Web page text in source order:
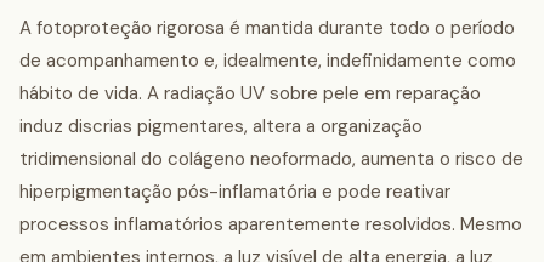
A fotoproteção rigorosa é mantida durante todo o período
de acompanhamento e, idealmente, indefinidamente como
hábito de vida. A radiação UV sobre pele em reparação
induz discrias pigmentares, altera a organização
tridimensional do colágeno neoformado, aumenta o risco de
hiperpigmentação pós-inflamatória e pode reativar
processos inflamatórios aparentemente resolvidos. Mesmo